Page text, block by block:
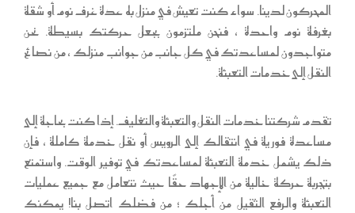
المحركون لدينا. سواء كنت تعيش في منزل به عدة غرف نوم أو شقة
بغرفة نوم واحدة ، فنحن ملتزمون بجعل حركتك بسيطة. نحن
متواجدون لمساعدتك في كل جانب من جوانب منزلك ، من نصائح
النقل إلى خدمات التعبئة.
تقدم شركتنا خدمات النقل والتعبئة والتغليف. إذا كنت بحاجة إلى
مساعدة فورية في انتقالك إلى الرويس أو نقل خدمة كاملة ، فإن
ذلك يشمل خدمة التعبئة لمساعدتك في توفير الوقت. واستمتع
بتجربة حركة خالية من الإجهاد حقًا حيث نتعامل مع جميع عمليات
التعبئة والرفع الثقيل من أجلك ؛ من فضلك اتصل بنا! يمكنك